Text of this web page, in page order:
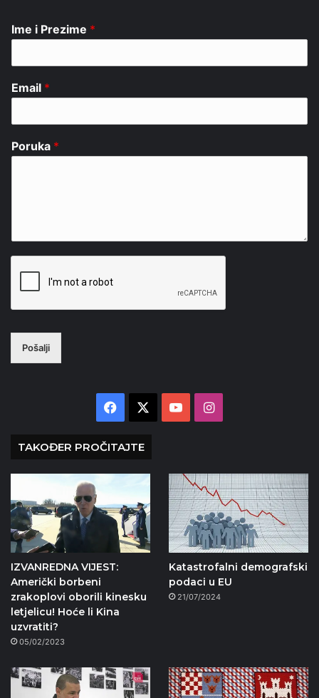
Ime i Prezime *
Email *
Poruka *
Pošalji
Facebook YouTubeInstagram
TAKOĐER PROČITAJTE
IZVANREDNA VIJEST:
Američki borbeni
zrakoplovi oborili kinesku
letjelicu! Hoće li Kina
uzvratiti?
05/02/2023
Katastrofalni demografski
podaci u EU
21/07/2024